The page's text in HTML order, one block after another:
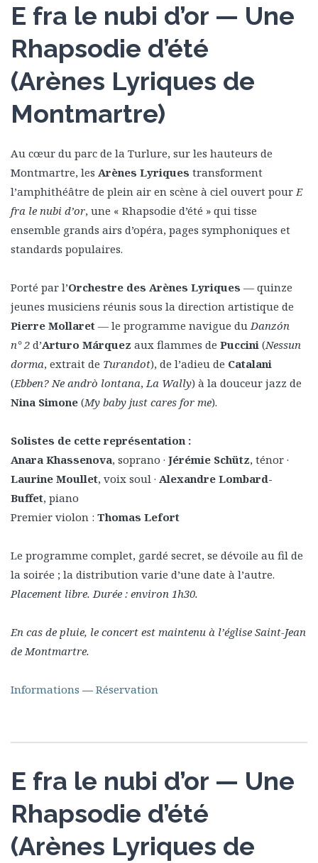
E fra le nubi d’or — Une
Rhapsodie d’été
(Arènes Lyriques de
Montmartre)
Au cœur du parc de la Turlure, sur les hauteurs de
Montmartre, les Arènes Lyriques transforment
l’amphithéâtre de plein air en scène à ciel ouvert pourE
fra le nubi d’or, une « Rhapsodie d’été » qui tisse
ensemble grands airs d’opéra, pages symphoniques et
standards populaires.
Porté par l’Orchestre des Arènes Lyriques — quinze
jeunes musiciens réunis sous la direction artistique de
Pierre Mollaret — le programme navigue duDanzón
n° 2 d’Arturo Márquez aux flammes de Puccini (Nessun
dorma, extrait de Turandot), de l’adieu de Catalani
(Ebben? Ne andrò lontana,La Wally) à la douceur jazz de
Nina Simone (My baby just cares for me).
Solistes de cette représentation :
Anara Khassenova, soprano · Jérémie Schütz, ténor ·
Laurine Moullet, voix soul · Alexandre Lombard-
Buffet, piano
Premier violon : Thomas Lefort
Le programme complet, gardé secret, se dévoile au fil de
la soirée ; la distribution varie d’une date à l’autre.
Placement libre. Durée : environ 1h30.
En cas de pluie, le concert est maintenu à l’église Saint-Jean
de Montmartre.
Informations — Réservation
E fra le nubi d’or — Une
Rhapsodie d’été
(Arènes Lyriques de